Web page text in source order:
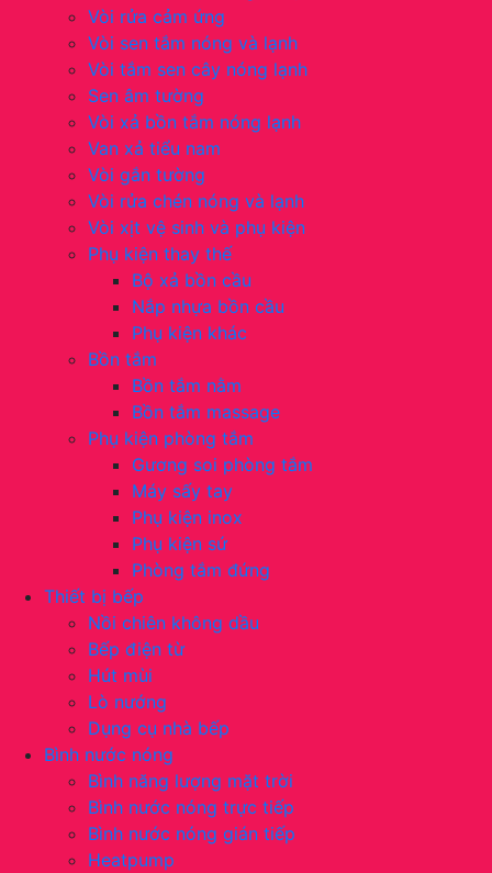
Vòi rửa cảm ứng
Vòi sen tắm nóng và lạnh
Vòi tắm sen cây nóng lạnh
Sen âm tường
Vòi xả bồn tắm nóng lạnh
Van xả tiểu nam
Vòi gắn tường
Vòi rửa chén nóng và lạnh
Vòi xịt vệ sinh và phụ kiện
Phụ kiện thay thế
Bộ xả bồn cầu
Nắp nhựa bồn cầu
Phụ kiện khác
Bồn tắm
Bồn tắm nằm
Bồn tắm massage
Phụ kiện phòng tắm
Gương soi phòng tắm
Máy sấy tay
Phụ kiện inox
Phụ kiện sứ
Phòng tắm đứng
Thiết bị bếp
Nồi chiên không dầu
Bếp điện từ
Hút mùi
Lò nướng
Dụng cụ nhà bếp
Bình nước nóng
Bình năng lượng mặt trời
Bình nước nóng trực tiếp
Bình nước nóng gián tiếp
Heatpump